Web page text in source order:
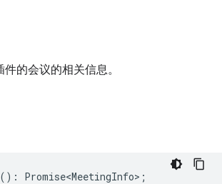
的会议的相关信息。
() : Promise<MeetingInfo> ;